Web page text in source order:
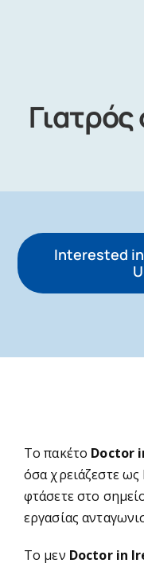
Γιατρός
Interested
Το πακέτο Doctor
όσα χρειάζεστε ως
φτάσετε στο
εργασίας
Το μεν Doctor in